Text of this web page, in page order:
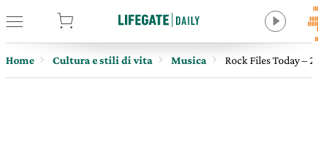
Home Cultura e stili di vita Musica Rock Files Today –